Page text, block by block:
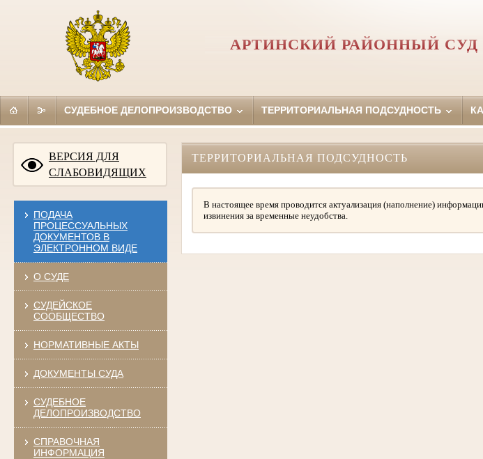
АРТИНСКИЙ РАЙОННЫЙ СУД
СУДЕБНОЕ ДЕЛОПРОИЗВОДСТВО ТЕРРИТОРИАЛЬНАЯ ПОДСУДНОСТЬ
ВЕРСИЯ ДЛЯ
СЛАБОВИДЯЩИХ
ПОДАЧА
ПРОЦЕССУАЛЬНЫХ
ДОКУМЕНТОВ В
ЭЛЕКТРОННОМ ВИДЕ
О СУДЕ
СУДЕЙСКОЕ
СООБЩЕСТВО
НОРМАТИВНЫЕ АКТЫ
ДОКУМЕНТЫ СУДА
СУДЕБНОЕ
ДЕЛОПРОИЗВОДСТВО
СПРАВОЧНАЯ
ИНФОРМАЦИЯ
ТЕРРИТОРИАЛЬНАЯ ПОДСУДНОСТЬ
В настоящее время проводится актуализация (наполнение)
извинения за временные неудобства.